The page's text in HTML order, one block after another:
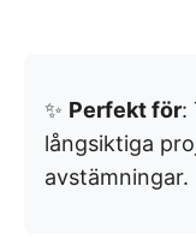
✨ Perfekt för:
långsiktiga
avstämningar.